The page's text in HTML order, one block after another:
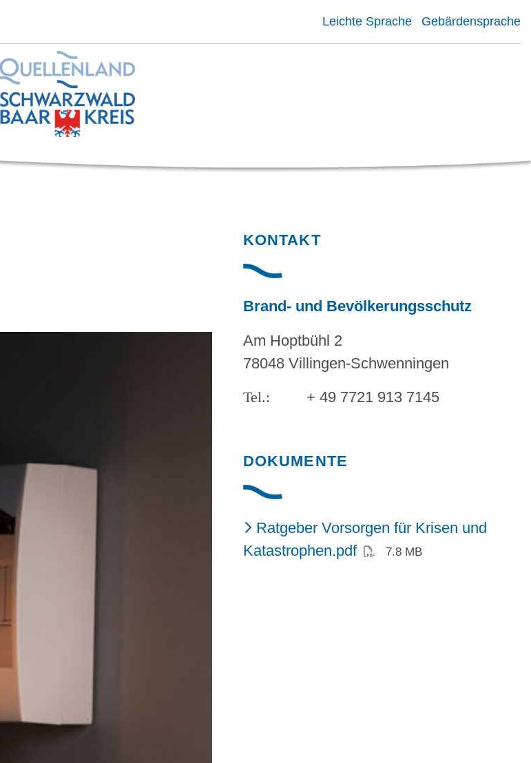
Leichte Sprache Gebärdensprache
KONTAKT
Brand- und Bevölkerungsschutz
Am Hoptbühl 2
78048 Villingen-Schwenningen
+ 49 7721 913 7145
DOKUMENTE
Ratgeber Vorsorgen für Krisen und
Katastrophen.pdf(PDF)7.8 MB